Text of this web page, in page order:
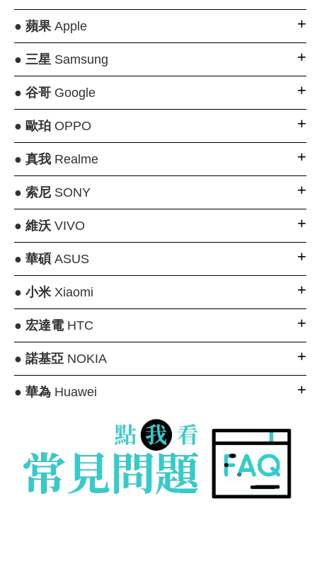
● 蘋果Apple
● 三星Samsung
● 谷哥Google
● 歐珀OPPO
● 真我Realme
● 索尼SONY
● 維沃VIVO
● 華碩 ASUS
● 小米Xiaomi
● 宏達電HTC
● 諾基亞NOKIA
● 華為Huawei